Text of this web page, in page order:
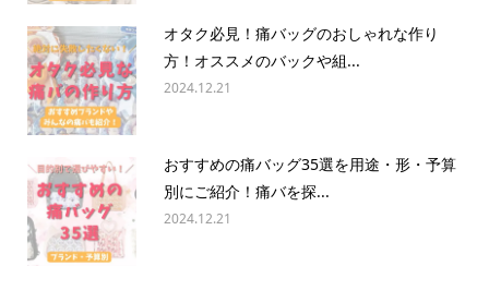
オタク必見！痛バッグのおしゃれな作り
方！オススメのバックや組...
2024.12.21
おすすめの痛バッグ35選を用途・形・予算
別にご紹介！痛バを探...
2024.12.21